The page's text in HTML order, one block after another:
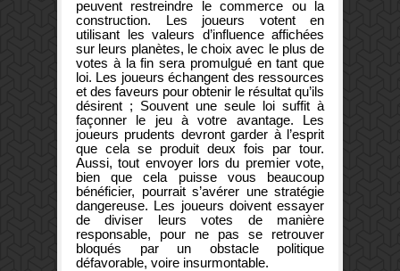
peuvent restreindre le commerce ou la
construction. Les joueurs votent en
utilisant les valeurs d’influence affichées
sur leurs planètes, le choix avec le plus de
votes à la fin sera promulgué en tant que
loi. Les joueurs échangent des ressources
et des faveurs pour obtenir le résultat qu’ils
désirent ; Souvent une seule loi suffit à
façonner le jeu à votre avantage. Les
joueurs prudents devront garder à l’esprit
que cela se produit deux fois par tour.
Aussi, tout envoyer lors du premier vote,
bien que cela puisse vous beaucoup
bénéficier, pourrait s’avérer une stratégie
dangereuse. Les joueurs doivent essayer
de diviser leurs votes de manière
responsable, pour ne pas se retrouver
bloqués par un obstacle politique
défavorable, voire insurmontable.